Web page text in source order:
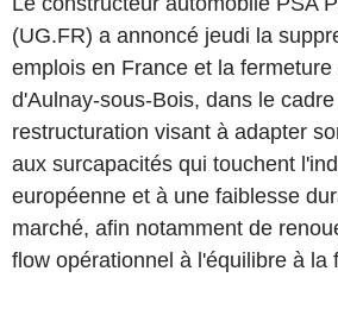
(UG.FR) a annoncé jeudi la
emplois en France et la
d'Aulnay-sous-Bois, dans le
restructuration visant à adapter
aux surcapacités qui touchent
européenne et à une faiblesse
marché, afin notamment de
flow opérationnel à l'équilibre à la